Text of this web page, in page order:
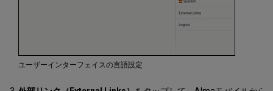
ユーザーインターフェイスの言語設定